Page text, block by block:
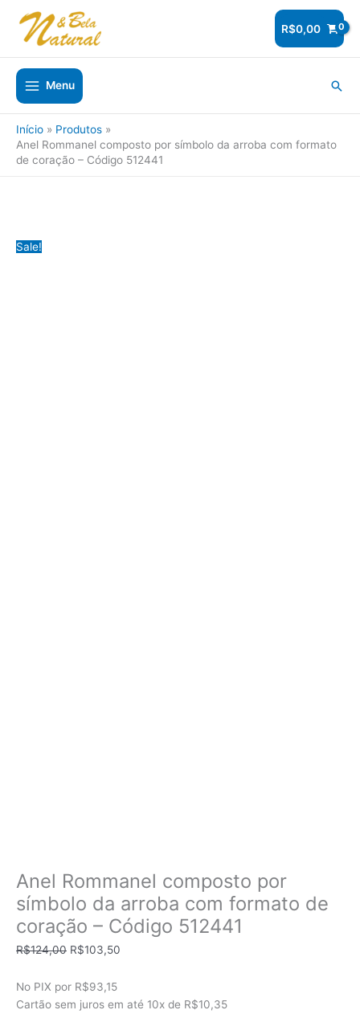
para
conteúdo
R$0,00
Menu
Início
Produtos
Anel Rommanel composto por símbolo da arroba com formato
de coração – Código 512441
Sale!
Anel Rommanel composto por
símbolo da arroba com formato de
coração – Código 512441
R$124,00 O
original
era:
R$103,50
é:
No PIX por R$93,15
Cartão sem juros em até 10x de R$10,35